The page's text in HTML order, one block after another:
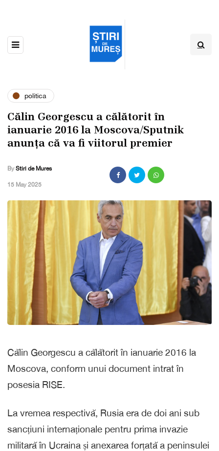
politica
Călin Georgescu a călătorit în
ianuarie 2016 la Moscova/Sputnik
anunța că va fi viitorul premier
By Stiri de Mures
,15 May 2025
Călin Georgescu a călătorit în ianuarie 2016 la
Moscova, conform unui document intrat în
posesia RISE.
La vremea respectivă, Rusia era de doi ani sub
sancțiuni internaționale pentru prima invazie
militară în Ucraina și anexarea forțată a peninsulei